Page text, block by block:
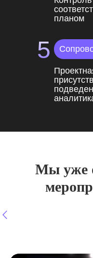
планом
5
Мы уже